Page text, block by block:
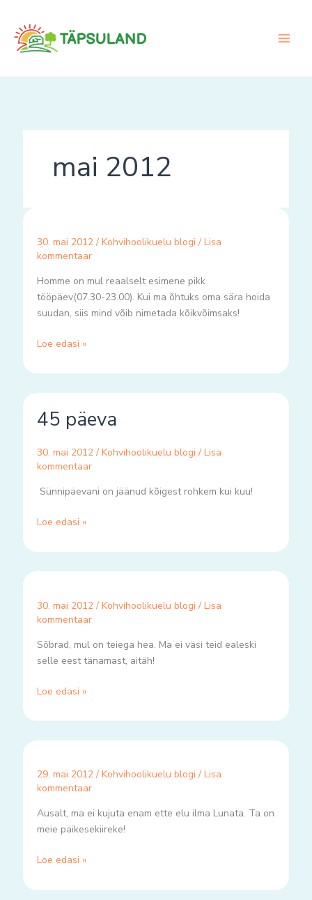
content
mai 2012
30. mai 2012 / Kohvihoolikuelu blogi / Lisa
kommentaar
Homme on mul reaalselt esimene pikk
tööpäev(07.30-23.00). Kui ma õhtuks oma sära hoida
suudan, siis mind võib nimetada kõikvõimsaks!
Loe edasi »
45 päeva
30. mai 2012 / Kohvihoolikuelu blogi / Lisa
kommentaar
Sünnipäevani on jäänud kõigest rohkem kui kuu!
päeva
Loe edasi »
30. mai 2012 / Kohvihoolikuelu blogi / Lisa
kommentaar
Sõbrad, mul on teiega hea. Ma ei väsi teid ealeski
selle eest tänamast, aitäh!
Loe edasi »
29. mai 2012 / Kohvihoolikuelu blogi / Lisa
kommentaar
Ausalt, ma ei kujuta enam ette elu ilma Lunata. Ta on
meie päikesekiireke!
Loe edasi »